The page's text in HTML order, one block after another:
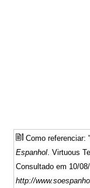
Como
Espanhol . Virtuous
Consultado em 10/
http://